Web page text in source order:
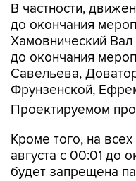
В частности,
до окончания
Хамовнический Вал
до окончания
Савельева,
Фрунзенской,
Проектируемом
Кроме того, на
августа с 00:01 до
будет запрещена